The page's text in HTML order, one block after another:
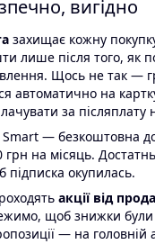
вигідно
захищає кожну
лише після того, як
Щось не так —
автоматично на
за післяплату
— безкоштовна
грн на місяць.
підписка окупилась.
акції від
щоб знижки
— на головній